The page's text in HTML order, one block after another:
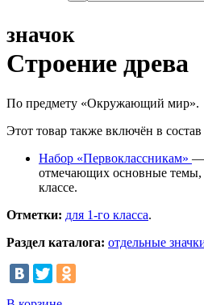
значок
Строение древа
По предмету «Окружающий мир».
Этот товар также включён в
Набор «Первоклассникам» —
отмечающих основные темы,
классе.
Отметки: для 1-го класса.
Раздел каталога: отдельные